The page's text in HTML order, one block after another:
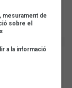
mesurament de
sobre el
a la informació